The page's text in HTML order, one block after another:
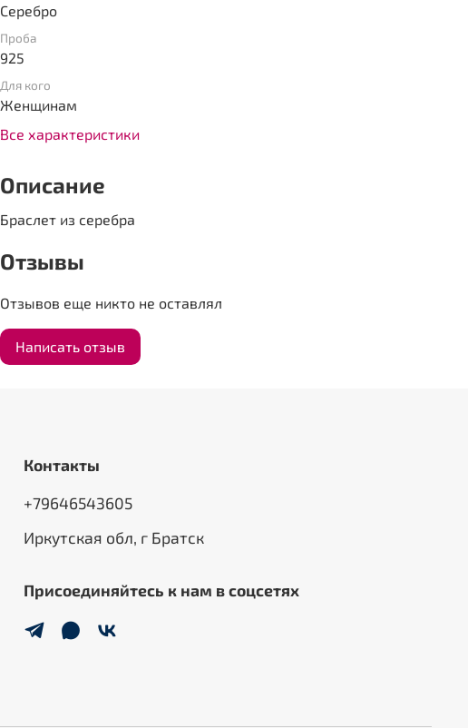
Серебро
Проба
925
Для кого
Женщинам
Все характеристики
Описание
Браслет из серебра
Отзывы
Отзывов еще никто не оставлял
Написать отзыв
Контакты
+79646543605
Иркутская обл, г Братск
Присоединяйтесь к нам в соцсетях